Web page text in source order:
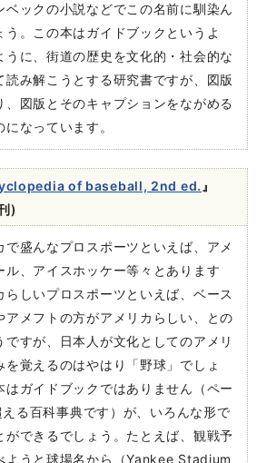
ベックの小説などでこの名前に馴染ん
う。この本はガイドブックというよ
うに、街道の歴史を文化的・社会的な
読み解こうとする研究書ですが、図版
図版とそのキャプションをながめる
なっています。
of baseball, 2nd ed. 』
)
で盛んなプロスポーツといえば、アメ
ル、アイスホッケー等々とあります
しいプロスポーツといえば、ベース
アメフトの方がアメリカらしい、との
すが、日本人が文化としてのアメリ
を覚えるのはやはり「野球」でしょ
はガイドブックではありません（ペー
る百科事典です）が、いろんな形で
ができるでしょう。たとえば、観戦予
ようと球場名から（Yankee Stadium